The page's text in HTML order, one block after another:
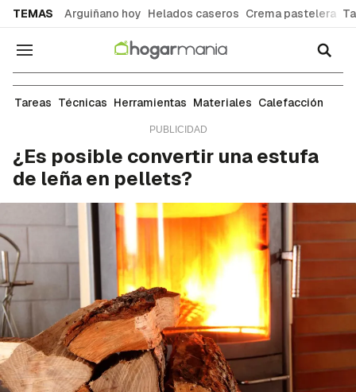
TEMAS Arguiñano hoy Helados caseros Crema pastelera
Navegación
Técnicas de bricolaje
Tareas Técnicas Herramientas Materiales Calefacción
¿Es posible convertir una estufa
de leña en pellets?